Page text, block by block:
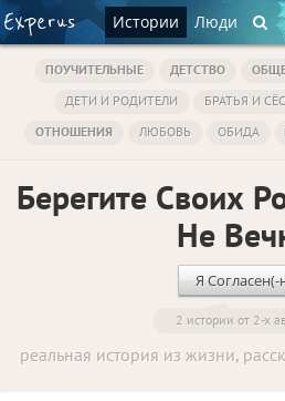
Истории Люди
ПОУЧИТЕЛЬНЫЕ ДЕТСТВО
ДЕТИ И РОДИТЕЛИ
БРАТЬЯ И
ОТНОШЕНИЯ
ЛЮБОВЬ ОБИДА
Берегите Своих
Не
Я Согласен(-
2 истории от 2-х
реальная история из жизни,